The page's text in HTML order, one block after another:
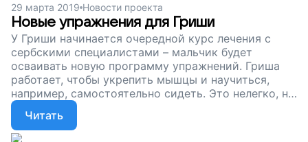
29 марта 2019 Новости проекта
Новые упражнения для Гриши
У Гриши начинается очередной курс лечения с
сербскими специалистами – мальчик будет
осваивать новую программу упражнений. Гриша
работает, чтобы укрепить мышцы и научиться,
например, самостоятельно сидеть. Это нелегко, но
возможно. Вы можете помочь Грише – сделать его
жизнь удобнее и легче. Просто поддержите наш
проект!
Читать